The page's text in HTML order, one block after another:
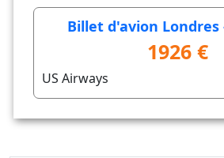
Billet d'avion Londres
1926 €
US Airways